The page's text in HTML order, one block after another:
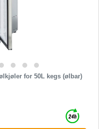
for 50L kegs (ølbar)